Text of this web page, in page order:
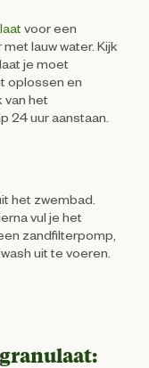
voor een
lauw water. Kijk
je moet
oplossen en
het
24 uur aanstaan.
het zwembad.
vul je het
zandfilterpomp,
uit te voeren.